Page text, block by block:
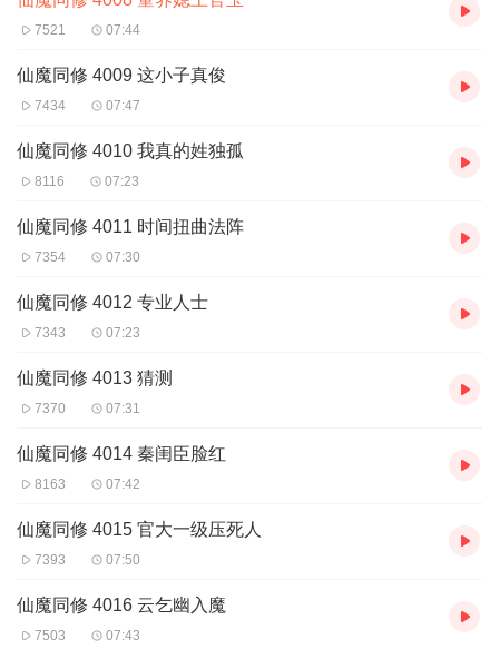
7521 07:44
仙魔同修 4009 这小子真俊
7434 07:47
仙魔同修 4010 我真的姓独孤
8116 07:23
仙魔同修 4011 时间扭曲法阵
7354 07:30
仙魔同修 4012 专业人士
7343 07:23
仙魔同修 4013 猜测
7370 07:31
仙魔同修 4014 秦闺臣脸红
8163 07:42
仙魔同修 4015 官大一级压死人
7393 07:50
仙魔同修 4016 云乞幽入魔
7503 07:43